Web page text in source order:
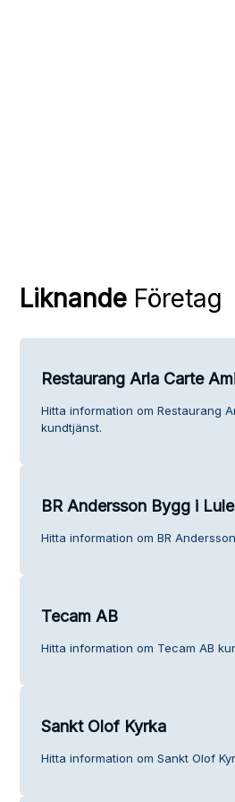
LiknandeFöretag
Restaurang Arla Carte
Hitta information om Restaurang
kundtjänst.
BR Andersson Bygg i
Hitta information om BR
Tecam AB
Hitta information om Tecam AB
Sankt Olof Kyrka
Hitta information om Sankt Olof